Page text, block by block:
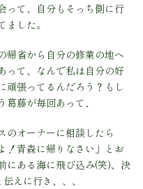
って、自分もそっち側に行
した。
帰省から自分の修業の地へ
って、なんで私は自分の好
頑張ってるんだろう？もし
藤が毎回あって、
のオーナーに相談したら
！青森に帰りなさい」とお
にある海に飛び込み(笑)、決
えに行き、、、